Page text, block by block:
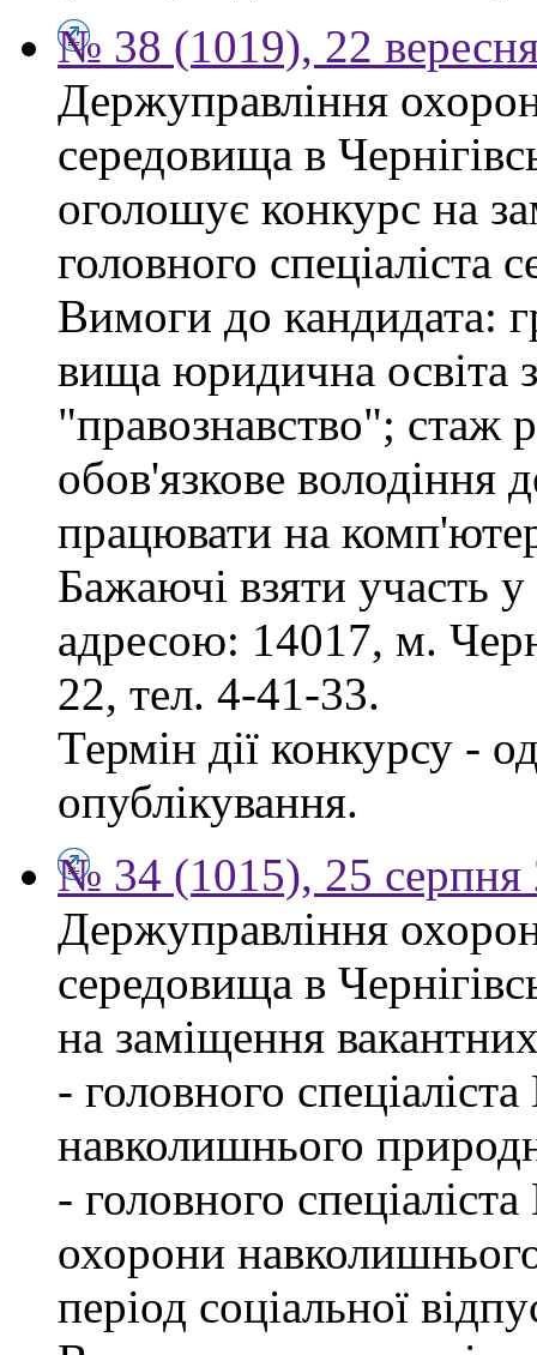
№ 38 (1019), 22
Держуправління
середовища в
оголошує конкурс на
головного спеціаліста
Вимоги до кандидата:
вища юридична освіта
"правознавство"; стаж
обов'язкове
працювати на
Бажаючі взяти участь
адресою: 14017, м.
22, тел. 4-41-33.
Термін дії конкурсу -
опублікування.
№ 34 (1015), 25 серпня
Держуправління
середовища в
на заміщення
- головного
навколишнього
- головного
охорони
період соціальної